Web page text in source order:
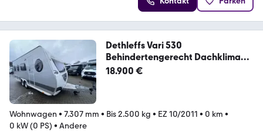
Dethleffs Vari 530
Behindertengerecht Dachklima
Mover
18.900 €
Wohnwagen • 7.307 mm • Bis 2.500 kg • EZ 10/2011 • 0 km •
0 kW (0 PS) • Andere